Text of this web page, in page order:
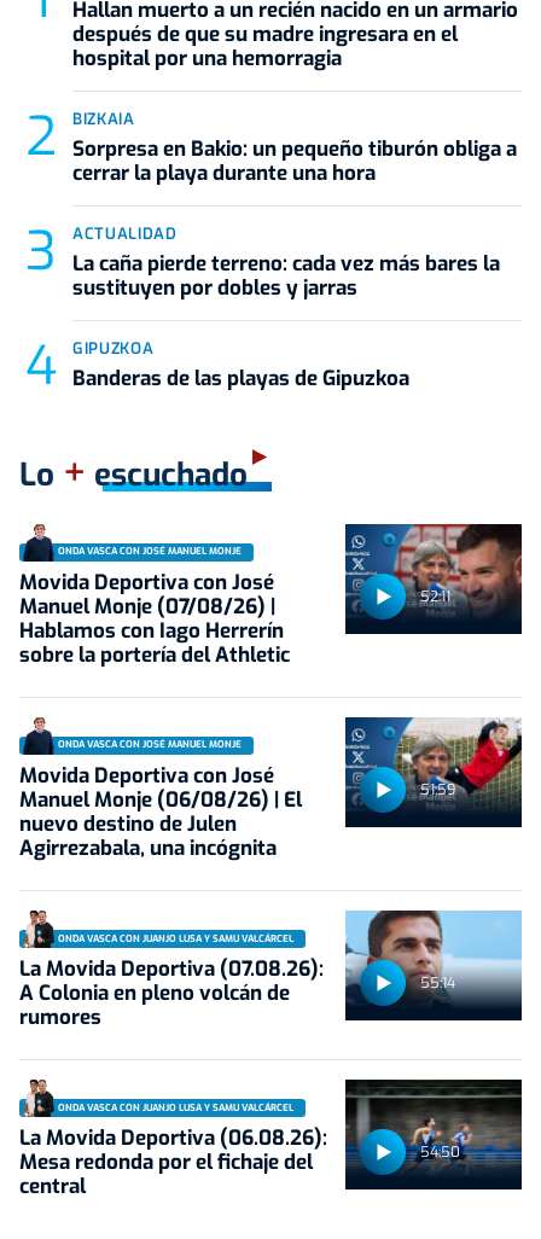
Hallan muerto a un recién nacido en un armario
después de que su madre ingresara en el
hospital por una hemorragia
BIZKAIA
Sorpresa en Bakio: un pequeño tiburón obliga a
cerrar la playa durante una hora
ACTUALIDAD
La caña pierde terreno: cada vez más bares la
sustituyen por dobles y jarras
GIPUZKOA
Banderas de las playas de Gipuzkoa
Lo + escuchado
52:11
ONDA VASCA CON JOSÉ MANUEL MONJE
Movida Deportiva con José
Manuel Monje (07/08/26) |
Hablamos con Iago Herrerín
sobre la portería del Athletic
51:59
ONDA VASCA CON JOSÉ MANUEL MONJE
Movida Deportiva con José
Manuel Monje (06/08/26) | El
nuevo destino de Julen
Agirrezabala, una incógnita
55:14
ONDA VASCA CON JUANJO LUSA Y SAMU VALCÁRCEL
La Movida Deportiva (07.08.26):
A Colonia en pleno volcán de
rumores
54:50
ONDA VASCA CON JUANJO LUSA Y SAMU VALCÁRCEL
La Movida Deportiva (06.08.26):
Mesa redonda por el fichaje del
central